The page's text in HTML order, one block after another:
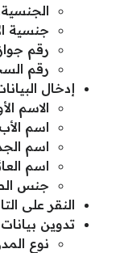
جنسية
رقم
رقم
إدخال
الاسم
اسم
اسم
اسم
جنس
النقر على
تدوين
نوع